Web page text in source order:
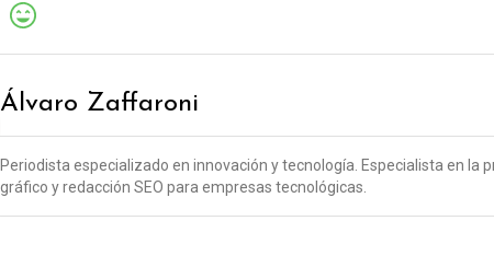
Álvaro Zaffaroni
Periodista especializado en innovación y tecnología. Especialista en la
gráfico y redacción SEO para empresas tecnológicas.